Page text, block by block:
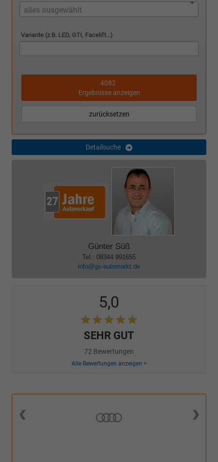
alles ausgewählt
Variante (z.B. LED, GTI, Facelift...)
4082
Ergebnisse anzeigen
zurücksetzen
Detailsuche
Günter Süß
Tel.: 08344 991655
info@gs-automarkt.de
5,0
SEHR GUT
72 Bewertungen
Alle Bewertungen anzeigen >